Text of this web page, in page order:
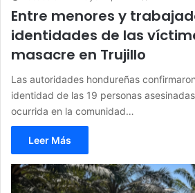
Entre menores y
identidades de las
masacre en Trujillo
Las autoridades hondureñas
identidad de las 19 personas
ocurrida en la comunidad…
Leer Más